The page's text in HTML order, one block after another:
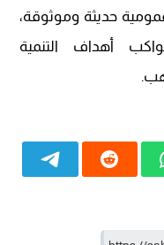
حديثة وموثوقة،
أهداف التنمية